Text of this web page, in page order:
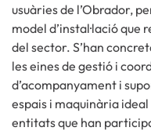
usuàries de l’Obrador,
model d’instal·lació que
del sector. S’han
les eines de gestió i
d’acompanyament i
espais i maquinària
entitats que han